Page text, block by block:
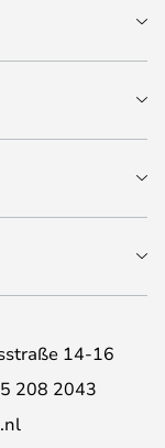
14-16
208 2043